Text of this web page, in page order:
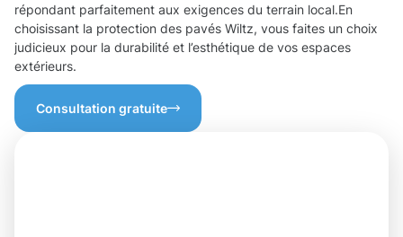
répondant parfaitement aux exigences du terrain local.En
choisissant la protection des pavés Wiltz, vous faites un choix
judicieux pour la durabilité et l’esthétique de vos espaces
extérieurs.
Consultation gratuite